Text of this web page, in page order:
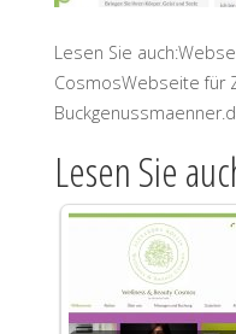
Lesen Sie
CosmosWebseite für
Lesen Sie